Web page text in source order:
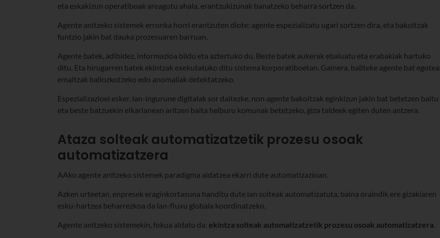
eta eskakizun operatiboak areagotu ahala, erantzukizunak banatzeko beharra sortzen da.
Agente anitzeko sistemek erronka horri erantzuten diote: agente espezializatu ugari sortzen dira, eta bakoitzak
funtzio jakin bat dauka prozesuaren barruan.
Agente batek, adibidez, informazioa bildu eta aztertuko du. Beste batek aukerak ebaluatu eta erabakiak hartuko
ditu. Eta hirugarren batek ekintzak exekutatuko ditu sistema korporatiboetan. Gainera, baliteke agente bat egotea
emaitzak baliozkotzeko edo anomaliak detektatzeko.
Espezializazioei esker, lan-ingurune digitalak sor daitezke, non agente bakoitzak eginkizun jakin bat betetzen baitu
eta beste batzuekin elkarlanean aritzen baita helburu komunak betetzeko, giza taldeek egiten duten antzera.
Ataza solteak automatizatzetik prozesu osoak
automatizatzera
AAko agente anitzeko sistemek paradigma aldatzea ekarri dute automatizazioan.
Azken urteetan, enpresek eraginkortasuna handitu dute lan solteak automatizatuta, baina oraindik ere gizakiaren
esku-hartzea beharrezkoa da lan-fluxu globala koordinatzeko.
Agente anitzeko sistemekin, fokua aldatu da: ekintza solteak automatizatzetik prozesu osoak automatizatzera.